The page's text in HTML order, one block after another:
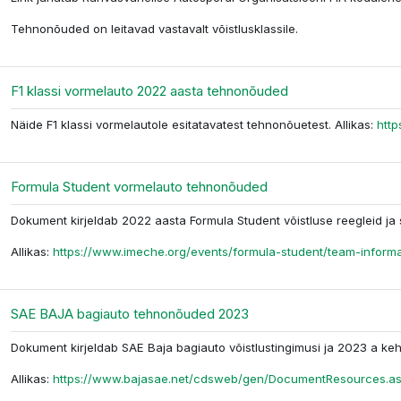
Tehnonõuded on leitavad vastavalt võistlusklassile.
F1 klassi vormelauto 2022 aasta tehnonõuded
Näide F1 klassi vormelautole esitatavatest tehnonõuetest. Allikas:
Formula Student vormelauto tehnonõuded
Dokument kirjeldab 2022 aasta Formula Student võistluse reegleid
Allikas:https://www.imeche.org/events/formula-student/team-
SAE BAJA bagiauto tehnonõuded 2023
Dokument kirjeldab SAE Baja bagiauto võistlustingimusi ja 2023 a
Allikas:https://www.bajasae.net/cdsweb/gen/